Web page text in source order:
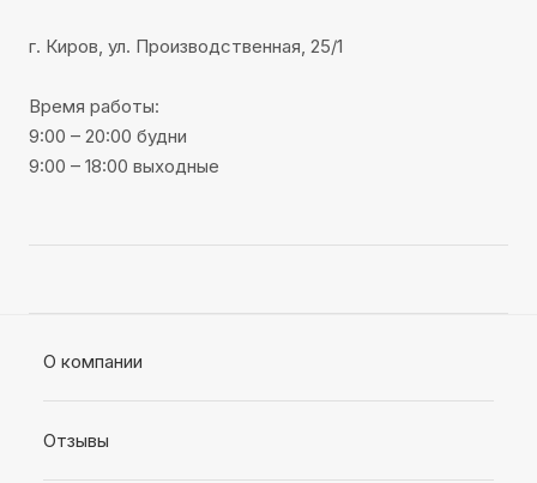
г. Киров, ул. Производственная, 25/1
Время работы:
9:00 – 20:00 будни
9:00 – 18:00 выходные
О компании
Отзывы